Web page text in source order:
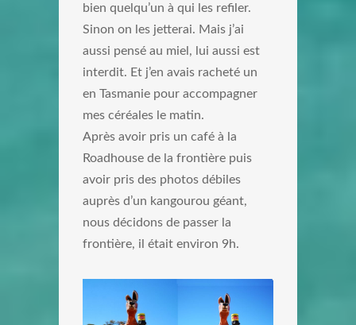
bien quelqu’un à qui les refiler.
Sinon on les jetterai. Mais j’ai
aussi pensé au miel, lui aussi est
interdit. Et j’en avais racheté un
en Tasmanie pour accompagner
mes céréales le matin.
Après avoir pris un café à la
Roadhouse de la frontière puis
avoir pris des photos débiles
auprès d’un kangourou géant,
nous décidons de passer la
frontière, il était environ 9h.